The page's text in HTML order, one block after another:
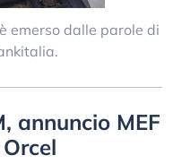
emerso dalle parole di
annuncio MEF